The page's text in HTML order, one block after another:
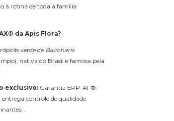
à rotina de toda a família
da Apis Flora?
verde de Baccharis
nativa do Brasil e famosa pela
exclusivo: Garantia EPP-AF®:
entrega controle de qualidade
.